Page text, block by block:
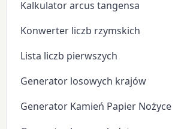
Kalkulator arcus tangensa
Konwerter liczb rzymskich
Lista liczb pierwszych
Generator losowych krajów
Generator Kamień Papier Nożyce